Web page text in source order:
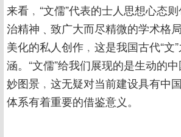
来看﹐“文儒”代表的士人思想心态
治精神﹑致广大而尽精微的学术格
美化的私人创作﹐这是我国古代“文
涵。“文儒”给我们展现的是生动的
妙图景﹐这无疑对当前建设具有中
体系有着重要的借鉴意义。